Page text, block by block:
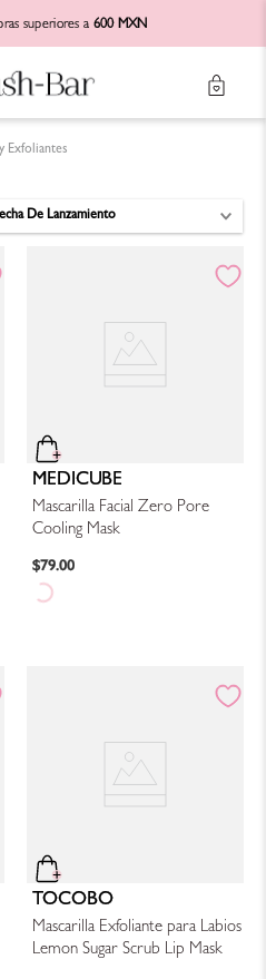
superiores a 600 MXN
Exfoliantes
De Lanzamiento
MEDICUBE
Mascarilla Facial Zero Pore
Cooling Mask
$79.00
TOCOBO
Mascarilla Exfoliante para Labios
Lemon Sugar Scrub Lip Mask